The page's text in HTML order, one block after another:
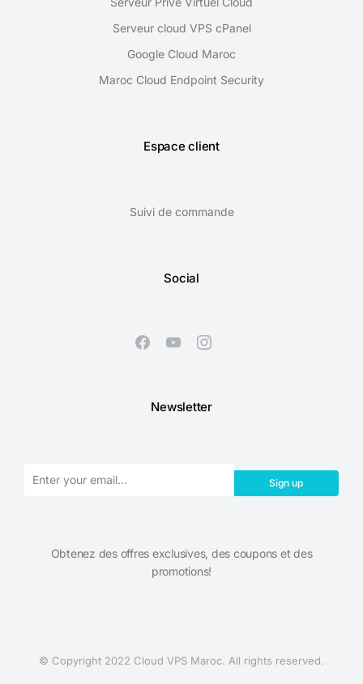
Serveur cloud VPS cPanel
Google Cloud Maroc
Maroc Cloud Endpoint Security
Espace client
Suivi de commande
Social
Newsletter
Sign up
Obtenez des offres exclusives, des coupons et des
promotions!​
© Copyright 2022 Cloud VPS Maroc. All rights reserved.